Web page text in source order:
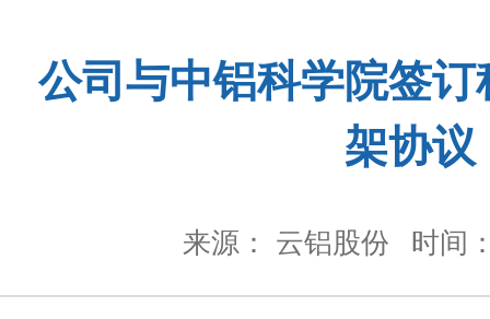
公司与中铝科学院签
架协议
来源： 云铝股份 时间